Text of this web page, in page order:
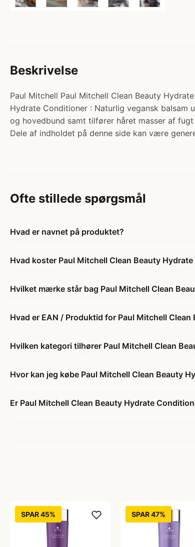
Beskrivelse
Paul Mitchell Paul Mitchell Clean Beauty
Hydrate Conditioner : Naturlig vegansk
og hovedbund samt tilfører håret masser af
Dele af indholdet på denne side kan være
Ofte stillede spørgsmål
Hvad er navnet på produktet?
Hvad koster Paul Mitchell Clean Beauty
Hvilket mærke står bag Paul Mitchell Clean
Hvad er EAN / Produktid for Paul Mitchell
Hvilken kategori tilhører Paul Mitchell Clean
Hvor kan jeg købe Paul Mitchell Clean Beauty
Er Paul Mitchell Clean Beauty Hydrate
SPAR 45% SPAR 47%